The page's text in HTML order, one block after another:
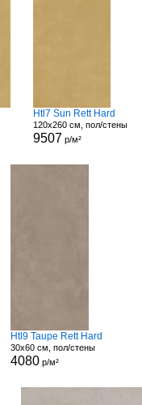
Htl7 Sun Rett Hard
120x260 см, пол/стены
9507 р/м²
Htl9 Taupe Rett Hard
30x60 см, пол/стены
4080 р/м²